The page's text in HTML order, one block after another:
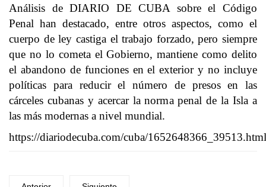
Análisis de DIARIO DE CUBA sobre el Código
Penal han destacado, entre otros aspectos, como el
cuerpo de ley castiga el trabajo forzado, pero siempre
que no lo cometa el Gobierno, mantiene como delito
el abandono de funciones en el exterior y no incluye
políticas para reducir el número de presos en las
cárceles cubanas y acercar la norma penal de la Isla a
las más modernas a nivel mundial.
https://diariodecuba.com/cuba/1652648366_39513.html